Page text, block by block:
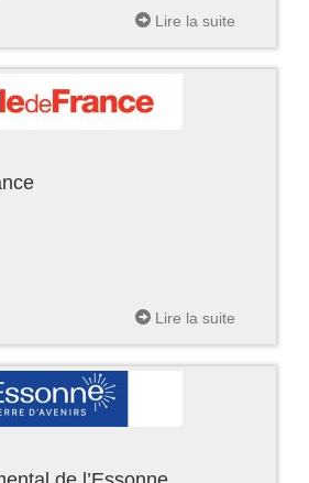
Lire la suite
Lire la suite